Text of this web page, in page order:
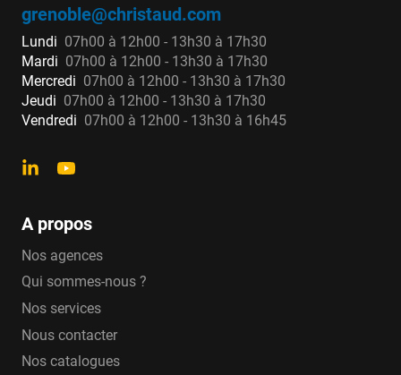
grenoble@christaud.com
Lundi 07h00 à 12h00 - 13h30 à 17h30
Mardi 07h00 à 12h00 - 13h30 à 17h30
Mercredi 07h00 à 12h00 - 13h30 à 17h30
Jeudi 07h00 à 12h00 - 13h30 à 17h30
Vendredi 07h00 à 12h00 - 13h30 à 16h45
A propos
Nos agences
Qui sommes-nous ?
Nos services
Nous contacter
Nos catalogues